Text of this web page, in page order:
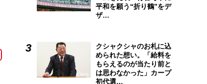
平和を願う“折り鶴”をデ
ザ…
クシャクシャのお札に込
められた想い。「給料を
もらえるのが当たり前と
は思わなかった」カープ
初代選…